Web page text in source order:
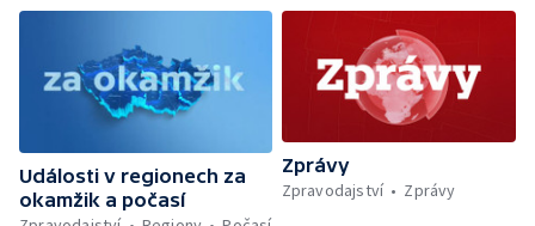
Události v regionech za
okamžik a počasí
Zprávy
Zpravodajství
Zprávy